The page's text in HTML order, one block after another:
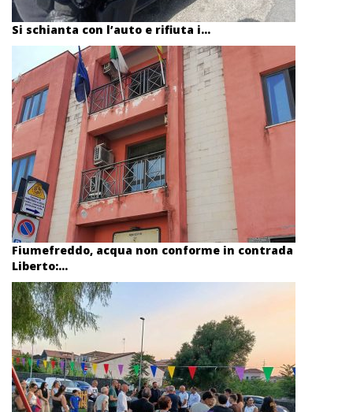
Si schianta con l’auto e rifiuta i...
Fiumefreddo, acqua non conforme in contrada
Liberto:...